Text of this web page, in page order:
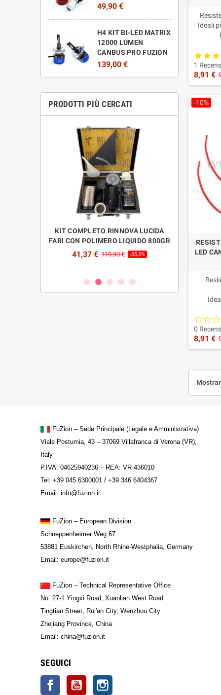
49,90 €
H4 KIT BI-LED MATRIX
12000 LUMEN
CANBUS PRO FUZION
139,00 €
PRODOTTI PIÙ CERCATI
KIT COMPLETO RINNOVA LUCIDA
FARI CON POLIMERO LIQUIDO 800GR
41,37 € 119,90 € -65,5%
800GR
Ideali
Con
1
8,91 €
-10%
LED
Con
0
8,91 €
FuZion – Sede Principale (Legale e Amministrativa)
Viale Postumia, 43 – 37069 Villafranca di Verona (VR),
Italy
P.IVA: 04625940236 – REA: VR-436010
Tel: +39 045 6300001 / +39 346 6404367
Email: info@fuzion.it
FuZion – European Division
Schneppenheimer Weg 67
53881 Euskirchen, North Rhine-Westphalia, Germany
Email: europe@fuzion.it
FuZion – Technical Representative Office
No. 27-1 Yingxi Road, Xuanlian West Road
Tingtian Street, Rui'an City, Wenzhou City
Zhejiang Province, China
Email: china@fuzion.it
SEGUICI
Facebook YouTube